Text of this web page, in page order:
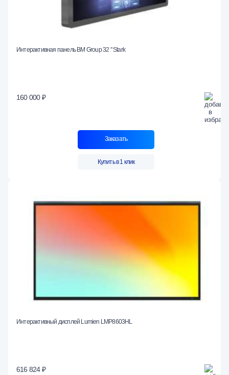
Интерактивная панель BM Group 32 " Stark
160 000 ₽
Заказать
Купить в 1 клик
Интерактивный дисплей Lumien LMP8603HL
616 824 ₽